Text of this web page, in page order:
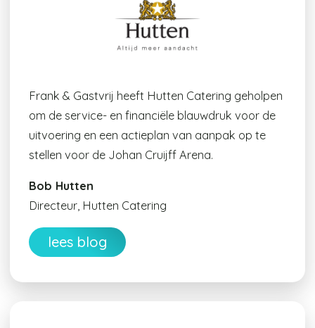
Frank & Gastvrij heeft Hutten Catering geholpen
om de service- en financiële blauwdruk voor de
uitvoering en een actieplan van aanpak op te
stellen voor de Johan Cruijff Arena.
Bob Hutten
Directeur, Hutten Catering
lees blog